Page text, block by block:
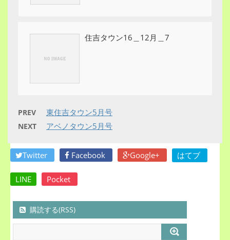
住吉タウン16＿12月＿7
PREV 東住吉タウン5月号
NEXT アベノタウン5月号
Twitter Facebook Google+ はてブ
LINE Pocket
購読する(RSS)